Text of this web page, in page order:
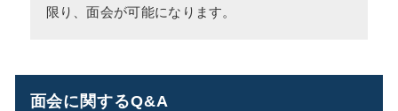
限り、面会が可能になります。
面会に関するQ&A